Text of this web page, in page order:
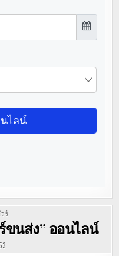
ร์
ขนส่ง” ออนไลน์